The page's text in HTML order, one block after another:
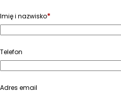
Imię i nazwisko*
Telefon
Adres email